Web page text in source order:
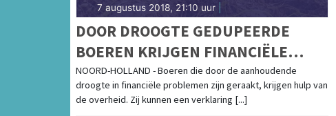
7 augustus 2018, 21:10 uur
DOOR DROOGTE GEDUPEERDE
BOEREN KRIJGEN FINANCIËLE
HULP VAN MINISTER
NOORD-HOLLAND - Boeren die door de aanhoudende
droogte in financiële problemen zijn geraakt, krijgen hulp van
de overheid. Zij kunnen een verklaring [...]